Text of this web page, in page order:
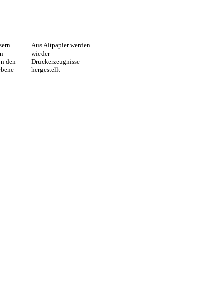
den
Aus Altpapier werden
wieder
Druckerzeugnisse
hergestellt